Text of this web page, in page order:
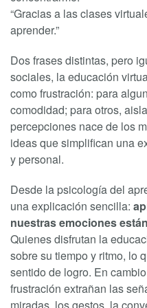
“Gracias a las clases
aprender.”
Dos frases distintas, pero
sociales, la educación
como frustración: para
comodidad; para otros,
percepciones nace de los
ideas que simplifican una
y personal.
Desde la psicología del
una explicación sencilla:
nuestras emociones
Quienes disfrutan la
sobre su tiempo y ritmo, lo
sentido de logro. En
frustración extrañan las